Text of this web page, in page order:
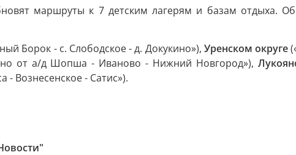
маршруты к 7 детским лагерям и базам отдыха.
Борок - с. Слободское - д. Докукино»), Уренском округе
от а/д Шопша - Иваново - Нижний Новгород»),
- Вознесенское - Сатис»).